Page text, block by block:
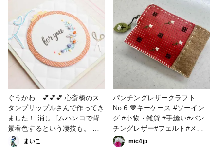
ぐうかわ…💕💕💕 心斎橋のス
タンプリップルさんで作ってき
ました！ 消しゴムハンコで背
景着色するという凄技も。 心
斎橋なので交通の便も良く行き
やすいです🙌✨ #カード #刺繍
まいこ
パンチングレザークラフト
No.6 🤎キーケース #ソーイン
グ #小物・雑貨 #手縫い#パン
チングレザー#フェルト#メッ
シュレザー#リボン刺繍
mic4jp